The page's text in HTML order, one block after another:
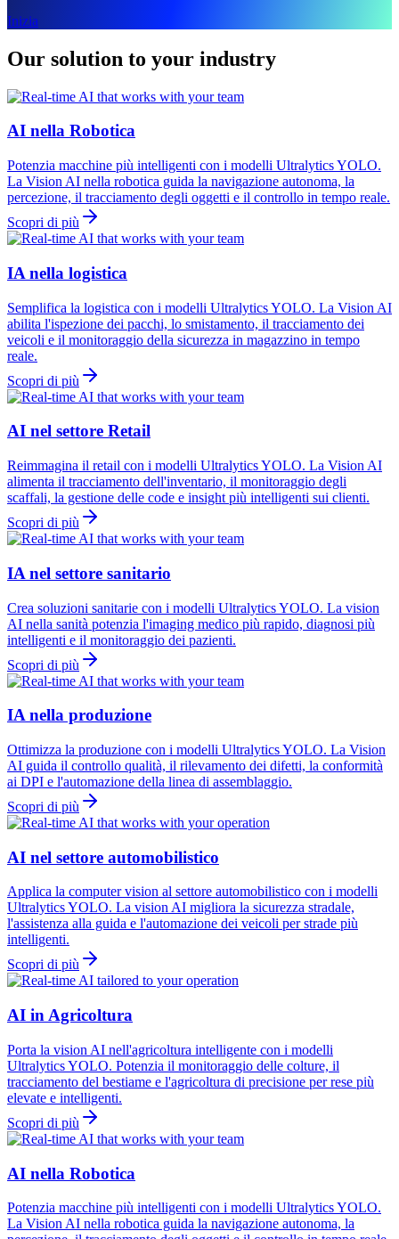
Inizia
Our solution to your industry
AI nella Robotica
Potenzia macchine più intelligenti con i modelli Ultralytics YOLO.
La Vision AI nella robotica guida la navigazione autonoma, la
percezione, il tracciamento degli oggetti e il controllo in tempo reale.
Scopri di più
IA nella logistica
Semplifica la logistica con i modelli Ultralytics YOLO. La Vision AI
abilita l'ispezione dei pacchi, lo smistamento, il tracciamento dei
veicoli e il monitoraggio della sicurezza in magazzino in tempo
reale.
Scopri di più
AI nel settore Retail
Reimmagina il retail con i modelli Ultralytics YOLO. La Vision AI
alimenta il tracciamento dell'inventario, il monitoraggio degli
scaffali, la gestione delle code e insight più intelligenti sui clienti.
Scopri di più
IA nel settore sanitario
Crea soluzioni sanitarie con i modelli Ultralytics YOLO. La vision
AI nella sanità potenzia l'imaging medico più rapido, diagnosi più
intelligenti e il monitoraggio dei pazienti.
Scopri di più
IA nella produzione
Ottimizza la produzione con i modelli Ultralytics YOLO. La Vision
AI guida il controllo qualità, il rilevamento dei difetti, la conformità
ai DPI e l'automazione della linea di assemblaggio.
Scopri di più
AI nel settore automobilistico
Applica la computer vision al settore automobilistico con i modelli
Ultralytics YOLO. La vision AI migliora la sicurezza stradale,
l'assistenza alla guida e l'automazione dei veicoli per strade più
intelligenti.
Scopri di più
AI in Agricoltura
Porta la vision AI nell'agricoltura intelligente con i modelli
Ultralytics YOLO. Potenzia il monitoraggio delle colture, il
tracciamento del bestiame e l'agricoltura di precisione per rese più
elevate e intelligenti.
Scopri di più
AI nella Robotica
Potenzia macchine più intelligenti con i modelli Ultralytics YOLO.
La Vision AI nella robotica guida la navigazione autonoma, la